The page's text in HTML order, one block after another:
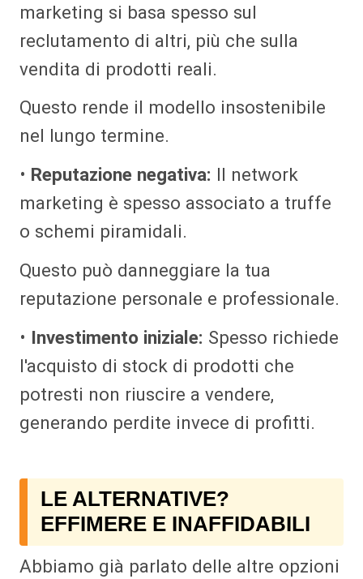
marketing si basa spesso sul
reclutamento di altri, più che sulla
vendita di prodotti reali.
Questo rende il modello insostenibile
nel lungo termine.
• Reputazione negativa: Il network
marketing è spesso associato a truffe
o schemi piramidali.
Questo può danneggiare la tua
reputazione personale e professionale.
• Investimento iniziale: Spesso richiede
l'acquisto di stock di prodotti che
potresti non riuscire a vendere,
generando perdite invece di profitti.
LE ALTERNATIVE?
EFFIMERE E INAFFIDABILI
Abbiamo già parlato delle altre opzioni